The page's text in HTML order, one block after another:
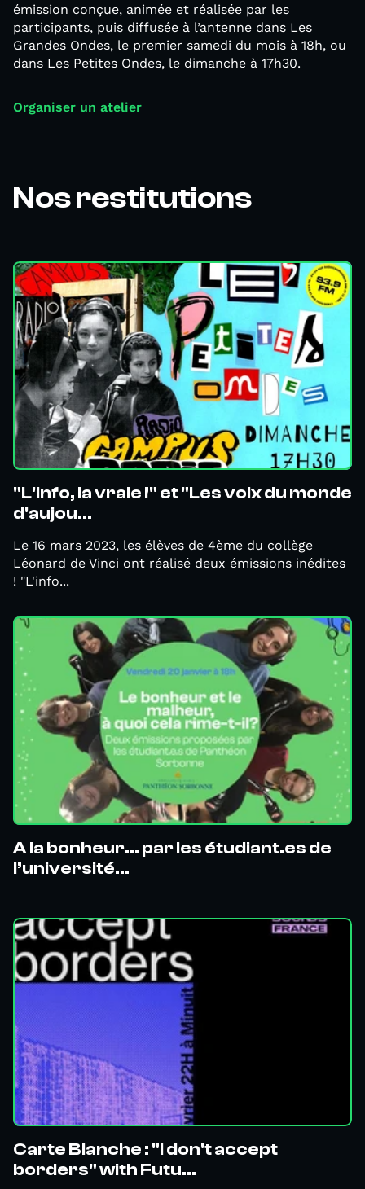
émission conçue, animée et réalisée par les
participants, puis diffusée à l’antenne dans Les
Grandes Ondes, le premier samedi du mois à 18h, ou
dans Les Petites Ondes, le dimanche à 17h30.
Organiser un atelier
Nos restitutions
"L'info, la vraie !" et "Les voix du monde
d'aujou...
Le 16 mars 2023, les élèves de 4ème du collège
Léonard de Vinci ont réalisé deux émissions inédites
! "L'info...
A la bonheur… par les étudiant.es de
l’université...
Carte Blanche : "I don't accept
borders" with Futu...